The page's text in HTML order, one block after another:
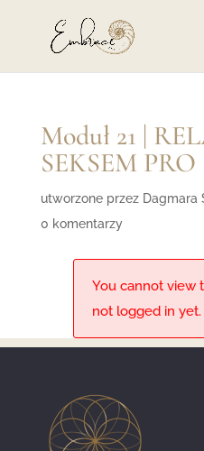
Moduł 21 |
SEKSEM PRO
utworzone przez Dagmara
0 komentarzy
You cannot view
not logged in yet.